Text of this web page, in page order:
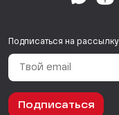
Подписаться на рассылку
Подписаться